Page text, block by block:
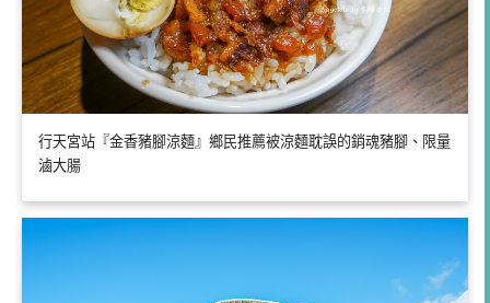
行天宮站『金香豬腳涼麵』鄉民推薦被涼麵耽誤的銷魂豬腳、限量
滷大腸